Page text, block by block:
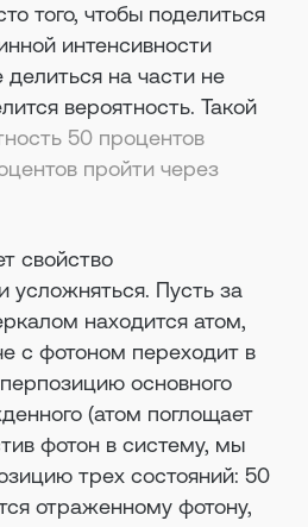
того, чтобы поделиться
интенсивности
на части не
вероятность. Такой
50 процентов
пройти через
свойство
усложняться. Пусть за
находится атом,
с фотоном переходит в
основного
(атом поглощает
фотон в систему, мы
трех состояний: 50
отраженному фотону,